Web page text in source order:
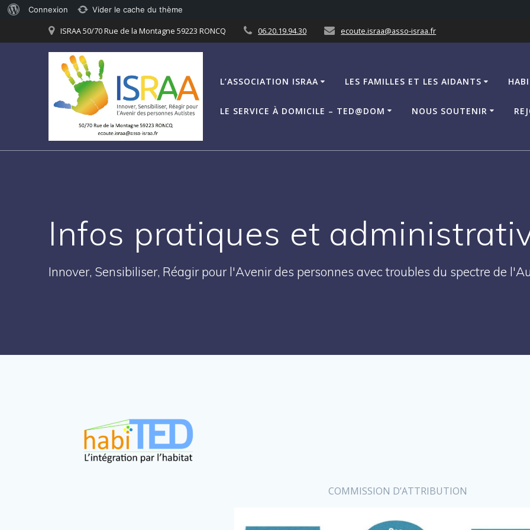
Connexion Vider le cache du thème
au
ISRAA 50/70 Rue de la Montagne 59223 RONCQ 06.20.19.94.30 ecoute.israa@asso-israa.fr
L’ASSOCIATION ISRAA LES FAMILLES ET LES AIDANTS
LE SERVICE À DOMICILE – TED@DOM NOUS SOUTENIR
Infos pratiques et
Innover, Sensibiliser, Réagir pour l'Avenir des personnes avec troubles du spectre de
COMMISSION D’ATTRIBUTION